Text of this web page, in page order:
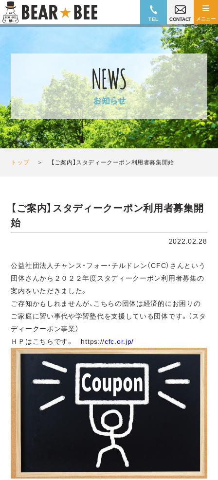
≡
メニュー
TEL CONTACT
トップ＞ 【ご案内】スタディークーポン利用者募集開始
【ご案内】スタディークーポン利用者募集開
始
2022.02.28
公益社団法人チャンス・フォー・チルドレン（CFC）さんという
団体さんから２０２２年度スタディークーポン利用者募集の
案内をいただきました。
ご存知かもしれませんが、こちらの団体は経済的にお困りの
ご家庭に習い事代や学習塾代を支援している団体です。（スタ
ディークーポン事業）
ＨＰはこちらです。 https://cfc.or.jp/